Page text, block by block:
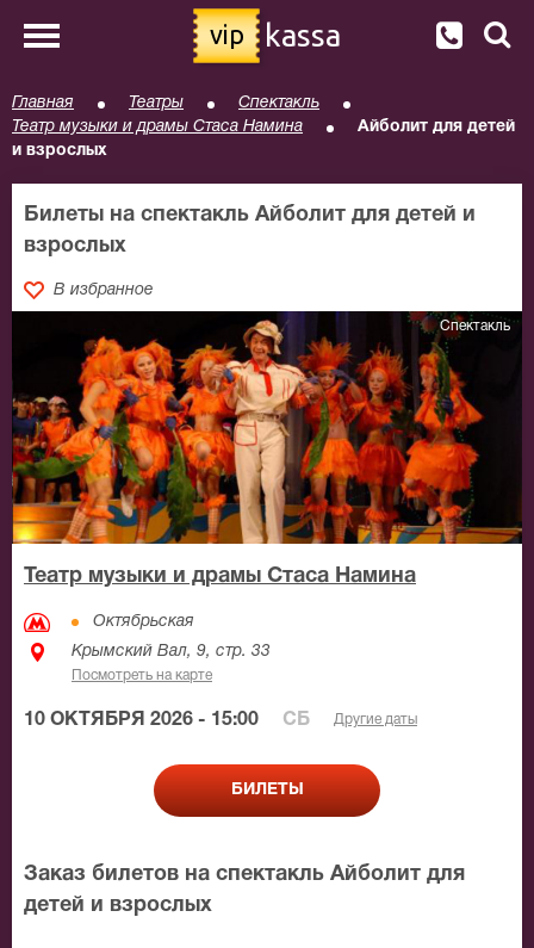
vip kassa
Главная Театры
Спектакль
Театр музыки и драмы Стаса Намина
Айболит для детей
и взрослых
Билеты на спектакль Айболит для детей и
взрослых
В избранное
Спектакль
Театр музыки и драмы Стаса Намина
Октябрьская
Крымский Вал, 9, стр. 33
Посмотреть на карте
10 ОКТЯБРЯ 2026 - 15:00 СБ Другие даты
БИЛЕТЫ
Заказ билетов на спектакль Айболит для
детей и взрослых